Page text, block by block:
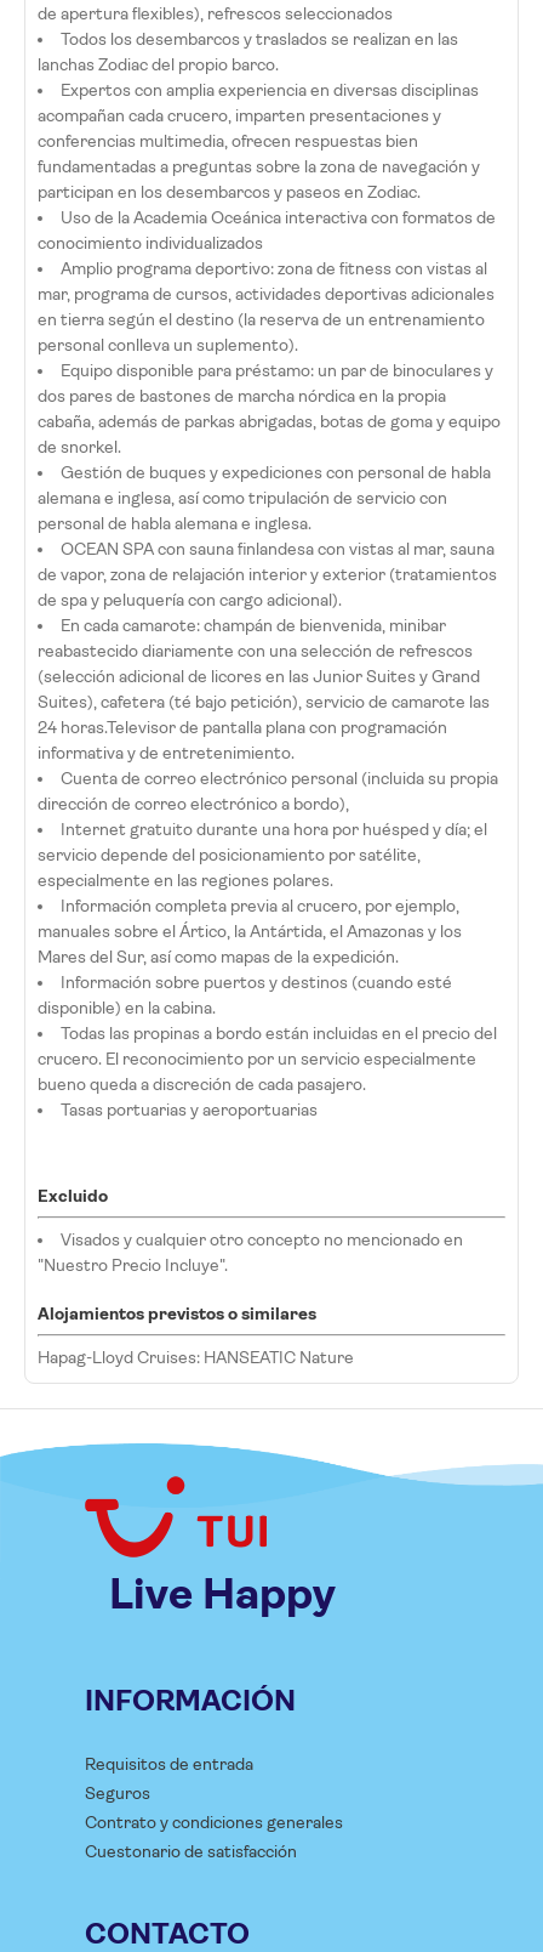
de apertura flexibles), refrescos seleccionados
Todos los desembarcos y traslados se realizan en las
lanchas Zodiac del propio barco.
Expertos con amplia experiencia en diversas disciplinas
acompañan cada crucero, imparten presentaciones y
conferencias multimedia, ofrecen respuestas bien
fundamentadas a preguntas sobre la zona de navegación y
participan en los desembarcos y paseos en Zodiac.
Uso de la Academia Oceánica interactiva con formatos de
conocimiento individualizados
Amplio programa deportivo: zona de fitness con vistas al
mar, programa de cursos, actividades deportivas adicionales
en tierra según el destino (la reserva de un entrenamiento
personal conlleva un suplemento).
Equipo disponible para préstamo: un par de binoculares y
dos pares de bastones de marcha nórdica en la propia
cabaña, además de parkas abrigadas, botas de goma y equipo
de snorkel.
Gestión de buques y expediciones con personal de habla
alemana e inglesa, así como tripulación de servicio con
personal de habla alemana e inglesa.
OCEAN SPA con sauna finlandesa con vistas al mar, sauna
de vapor, zona de relajación interior y exterior (tratamientos
de spa y peluquería con cargo adicional).
En cada camarote: champán de bienvenida, minibar
reabastecido diariamente con una selección de refrescos
(selección adicional de licores en las Junior Suites y Grand
Suites), cafetera (té bajo petición), servicio de camarote las
24 horas.Televisor de pantalla plana con programación
informativa y de entretenimiento.
Cuenta de correo electrónico personal (incluida su propia
dirección de correo electrónico a bordo),
Internet gratuito durante una hora por huésped y día; el
servicio depende del posicionamiento por satélite,
especialmente en las regiones polares.
Información completa previa al crucero, por ejemplo,
manuales sobre el Ártico, la Antártida, el Amazonas y los
Mares del Sur, así como mapas de la expedición.
Información sobre puertos y destinos (cuando esté
disponible) en la cabina.
Todas las propinas a bordo están incluidas en el precio del
crucero. El reconocimiento por un servicio especialmente
bueno queda a discreción de cada pasajero.
Tasas portuarias y aeroportuarias
Excluido
Visados y cualquier otro concepto no mencionado en
"Nuestro Precio Incluye".
Alojamientos previstos o similares
Hapag-Lloyd Cruises: HANSEATIC Nature
Live Happy
INFORMACIÓN
Requisitos de entrada
Seguros
Contrato y condiciones generales
Cuestonario de satisfacción
CONTACTO